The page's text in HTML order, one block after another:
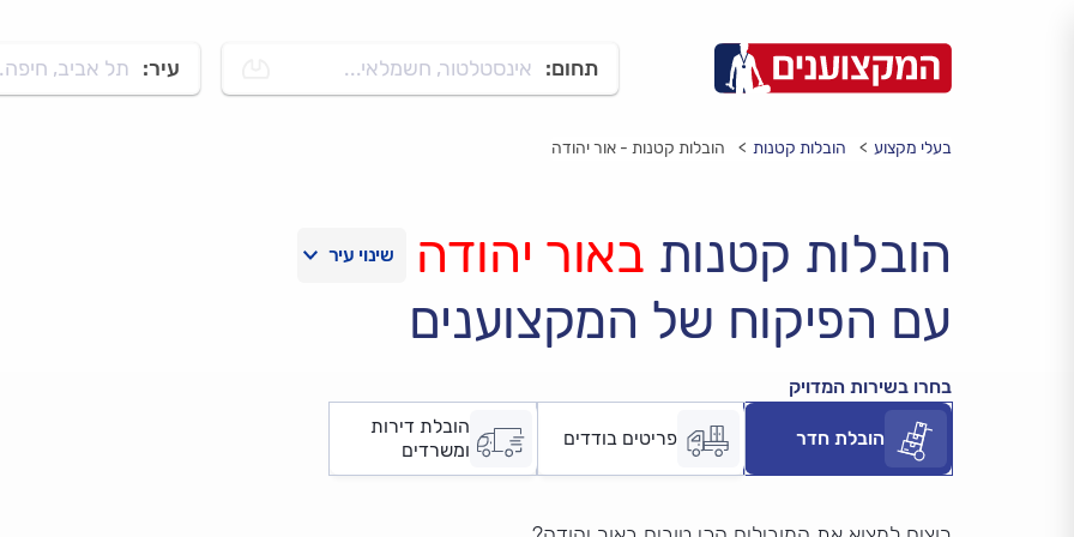
תחום: אינסטלטור, חשמלאי... עיר: תל אביב,
בעלי מקצוע הובלות קטנות הובלות קטנות - אור יהודה
הובלות קטנות באור יהודה
עם הפיקוח של המקצוענים
בחרו בשירות המדויק
הובלת חדר פריטים בודדים
הובלת דירות
ומשרדים